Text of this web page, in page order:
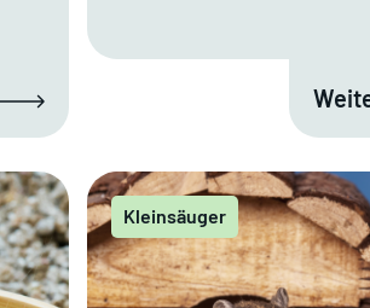
Kleinsäuger